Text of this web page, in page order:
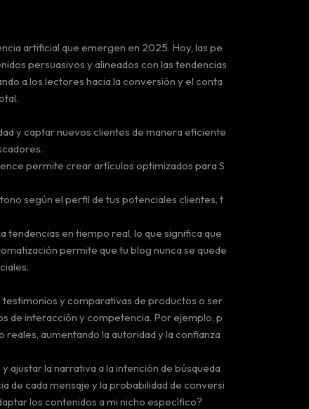
artificial que emergen en 2025. Hoy, las pe
persuasivos y alineados con las tendencias
a los lectores hacia la conversión y el conta
y captar nuevos clientes de manera eficiente
permite crear artículos optimizados para S
según el perfil de tus potenciales clientes, t
tendencias en tiempo real, lo que significa que
permite que tu blog nunca se quede
y comparativas de productos o ser
de interacción y competencia. Por ejemplo, p
aumentando la autoridad y la confianza
la narrativa a la intención de búsqueda
de cada mensaje y la probabilidad de conversi
los contenidos a mi nicho específico?